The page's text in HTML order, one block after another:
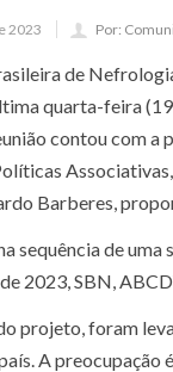
2023 Por:
de
quarta-feira
contou com a
Barberes,
sequência de
2023, SBN,
projeto, foram
A preocupação